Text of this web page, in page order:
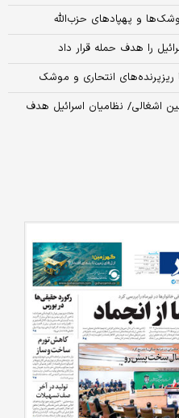
را هدف حمله قرار داد
ریزپرنده‌های انتحاری و موشک
اشغالی/ نظامیان اسرائیل هدف